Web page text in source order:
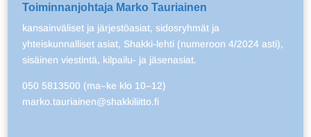
Toiminnanjohtaja Marko Tauriainen
kansainväliset ja järjestöasiat, sidosryhmät ja
yhteiskunnalliset asiat, Shakki-lehti (numeroon 4/2024 asti),
sisäinen viestintä, kilpailu- ja jäsenasiat.
050 5813500 (ma–ke klo 10–12)
marko.tauriainen@shakkiliitto.fi